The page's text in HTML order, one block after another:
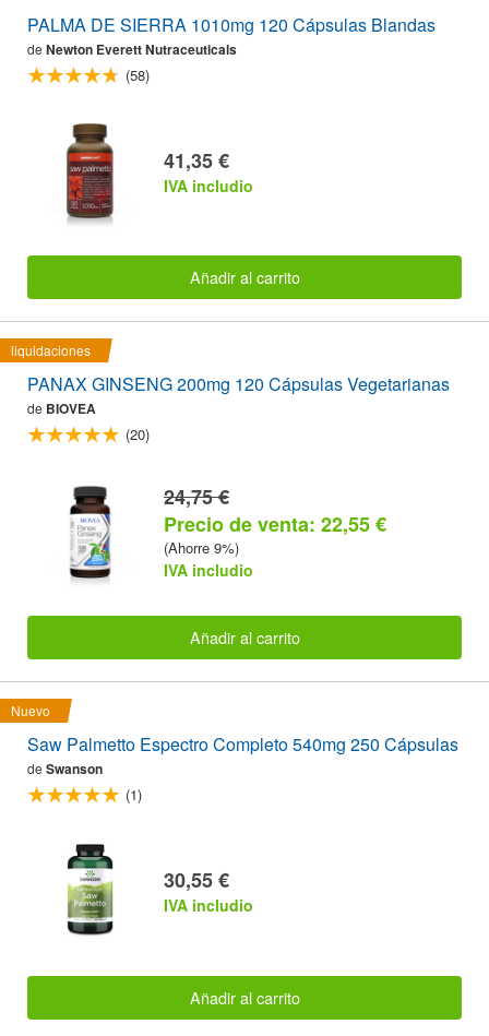
PALMA DE SIERRA 1010mg 120 Cápsulas Blandas
de Newton Everett Nutraceuticals
(58)
41,35 €
IVA includio
Añadir al carrito
liquidaciones
PANAX GINSENG 200mg 120 Cápsulas Vegetarianas
de BIOVEA
(20)
24,75 €
Precio de venta: 22,55 €
(Ahorre 9%)
IVA includio
Añadir al carrito
Nuevo
Saw Palmetto Espectro Completo 540mg 250 Cápsulas
de Swanson
(1)
30,55 €
IVA includio
Añadir al carrito